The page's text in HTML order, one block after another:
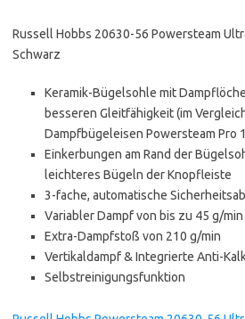
Russell Hobbs 20630-56 Powersteam
Schwarz
Keramik-Bügelsohle mit
besseren Gleitfähigkeit (im
Dampfbügeleisen Powersteam Pro
Einkerbungen am Rand der
leichteres Bügeln der Knopfleiste
3-fache, automatische
Variabler Dampf von bis zu 45 g/min
Extra-Dampfstoß von 210 g/min
Vertikaldampf & Integrierte Anti-
Selbstreinigungsfunktion